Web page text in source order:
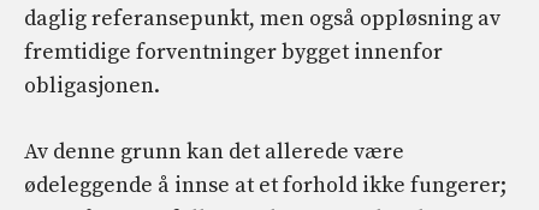
daglig referansepunkt, men også oppløsning av
fremtidige forventninger bygget innenfor
obligasjonen.
Av denne grunn kan det allerede være
ødeleggende å innse at et forhold ikke fungerer;